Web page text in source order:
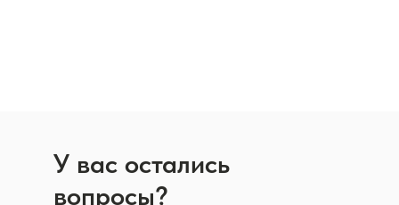
У вас остались
вопросы?